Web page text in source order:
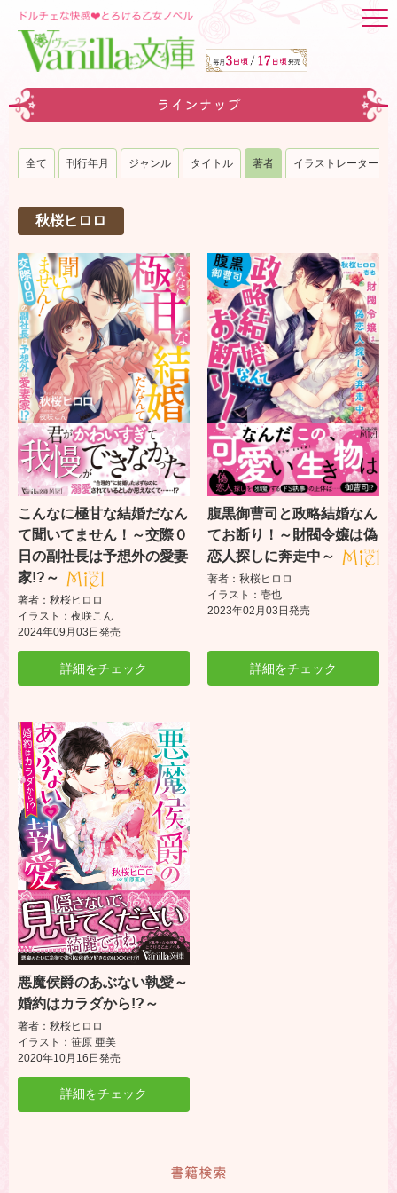
ラインナップ
全て 刊行年月 ジャンル タイトル 著者 イラストレーター
秋桜ヒロロ
こんなに極甘な結婚だなん
て聞いてません！～交際０
日の副社長は予想外の愛妻
家!?～
著者：秋桜ヒロロ
イラスト：夜咲こん
2024年09月03日発売
詳細をチェック
腹黒御曹司と政略結婚なん
てお断り！～財閥令嬢は偽
恋人探しに奔走中～
著者：秋桜ヒロロ
イラスト：壱也
2023年02月03日発売
詳細をチェック
悪魔侯爵のあぶない執愛～
婚約はカラダから!?～
著者：秋桜ヒロロ
イラスト：笹原 亜美
2020年10月16日発売
詳細をチェック
書籍検索